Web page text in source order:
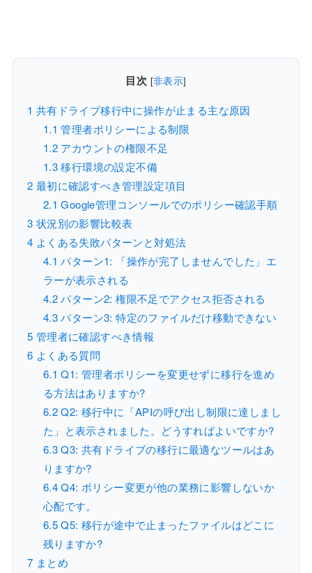
目次 [非表示]
1 共有ドライブ移行中に操作が止まる主な原因
1.1 管理者ポリシーによる制限
1.2アカウントの権限不足
1.3移行環境の設定不備
2 最初に確認すべき管理設定項目
2.1 Google管理コンソールでのポリシー確認手順
3 状況別の影響比較表
4 よくある失敗パターンと対処法
4.1 パターン1: 「操作が完了しませんでした」エ
ラーが表示される
4.2パターン2: 権限不足でアクセス拒否される
4.3パターン3: 特定のファイルだけ移動できない
5 管理者に確認すべき情報
6 よくある質問
6.1 Q1: 管理者ポリシーを変更せずに移行を進め
る方法はありますか?
6.2Q2: 移行中に「APIの呼び出し制限に達しまし
た」と表示されました。どうすればよいですか?
6.3Q3: 共有ドライブの移行に最適なツールはあ
りますか?
6.4Q4: ポリシー変更が他の業務に影響しないか
心配です。
6.5Q5: 移行が途中で止まったファイルはどこに
残りますか?
7 まとめ